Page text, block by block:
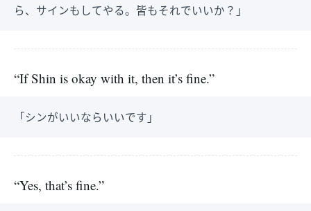
ら、サインもしてやる。皆もそれでいいか？」
“If Shin is okay with it, then it’s fine.”
「シンがいいならいいです」
“Yes, that’s fine.”